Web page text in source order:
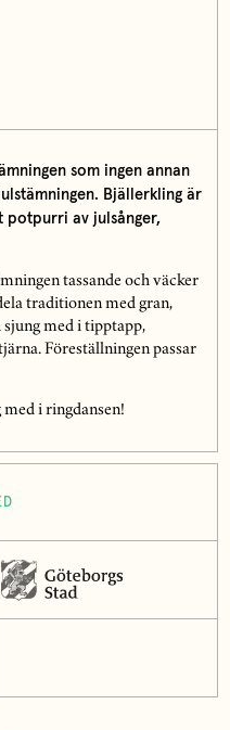
som ingen annan
Bjällerkling är
potpurri av julsånger,
tassande och väcker
traditionen med gran,
med i tipptapp,
Föreställningen passar
i ringdansen!